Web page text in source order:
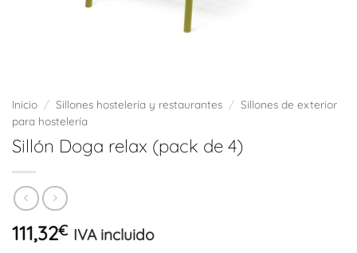
Inicio / Sillones hostelería y restaurantes / Sillones de exterior
para hostelería
Sillón Doga relax (pack de 4)
111,32€ IVA incluido